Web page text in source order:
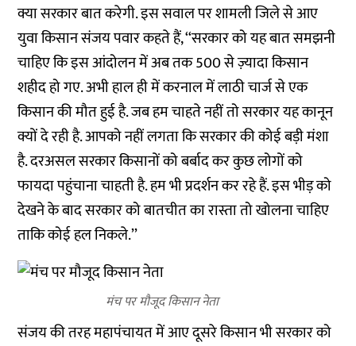
क्या सरकार बात करेगी. इस सवाल पर शामली जिले से आए
युवा किसान संजय पवार कहते हैं, ‘‘सरकार को यह बात समझनी
चाहिए कि इस आंदोलन में अब तक 500 से ज़्यादा किसान
शहीद हो गए. अभी हाल ही मेंकरनालमें लाठी चार्ज से एक
किसान की मौत हुई है. जब हम चाहते नहीं तो सरकार यह कानून
क्यों दे रही है. आपको नहीं लगता कि सरकार की कोई बड़ी मंशा
है. दरअसल सरकार किसानों को बर्बाद कर कुछ लोगों को
फायदा पहुंचाना चाहती है. हम भी प्रदर्शन कर रहे हैं. इस भीड़ को
देखने के बाद सरकार को बातचीत का रास्ता तो खोलना चाहिए
ताकि कोई हल निकले.’’
मंच पर मौजूद किसान नेता
संजय की तरह महापंचायत में आए दूसरे किसान भी सरकार को